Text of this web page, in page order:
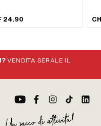
24.90
VENDITA SERALE IL